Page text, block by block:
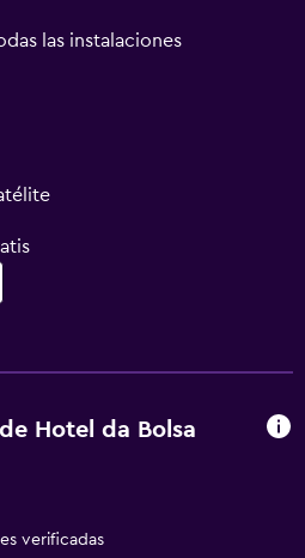
las instalaciones
Hotel da Bolsa
verificadas